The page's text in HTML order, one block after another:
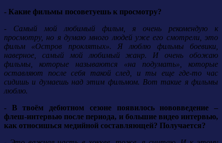
- Какие фильмы посоветуешь к просмотру?
- Самый мой любимый фильм, я очень рекомендую к
просмотру, но я думаю много людей уже его смотрели, это
фильм «Остров проклятых». Я люблю фильмы боевики,
наверное, самый мой любимый жанр. И очень обожаю
фильмы, которые называются «на подумать», которые
оставляют после себя такой след, и ты еще где-то час
сидишь и думаешь над этим фильмом. Вот такие я фильмы
люблю.
- В твоём дебютном сезоне появилось нововведение –
флеш-интервью после периода, и большие видео интервью,
как относишься медийной составляющей? Получается?